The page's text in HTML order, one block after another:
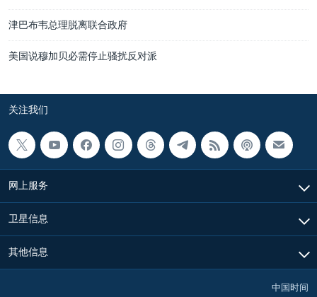
津巴布韦总理脱离联合政府
美国说穆加贝必需停止骚扰反对派
关注我们
网上服务
卫星信息
其他信息
中国时间